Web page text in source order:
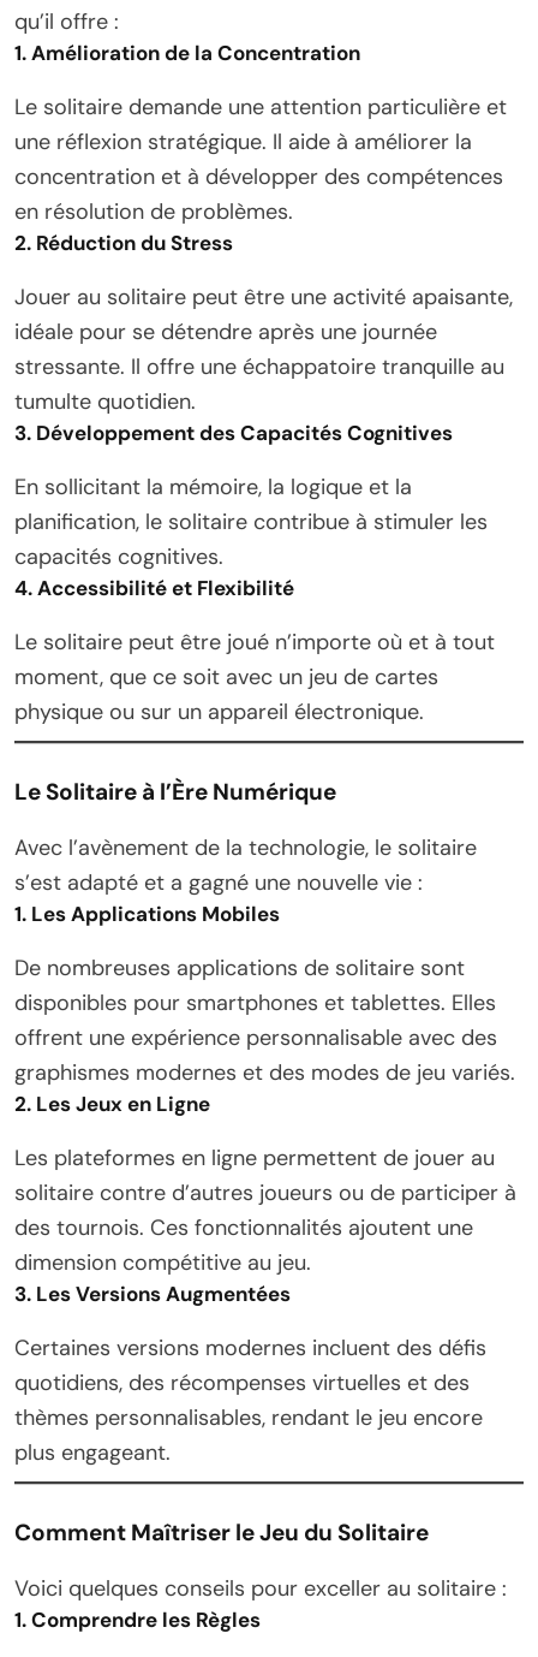
qu’il offre :
1. Amélioration de la Concentration
Le solitaire demande une attention particulière et
une réflexion stratégique. Il aide à améliorer la
concentration et à développer des compétences
en résolution de problèmes.
2. Réduction du Stress
Jouer au solitaire peut être une activité apaisante,
idéale pour se détendre après une journée
stressante. Il offre une échappatoire tranquille au
tumulte quotidien.
3. Développement des Capacités Cognitives
En sollicitant la mémoire, la logique et la
planification, le solitaire contribue à stimuler les
capacités cognitives.
4. Accessibilité et Flexibilité
Le solitaire peut être joué n’importe où et à tout
moment, que ce soit avec un jeu de cartes
physique ou sur un appareil électronique.
Le Solitaire à l’Ère Numérique
Avec l’avènement de la technologie, le solitaire
s’est adapté et a gagné une nouvelle vie :
1. Les Applications Mobiles
De nombreuses applications de solitaire sont
disponibles pour smartphones et tablettes. Elles
offrent une expérience personnalisable avec des
graphismes modernes et des modes de jeu variés.
2. Les Jeux en Ligne
Les plateformes en ligne permettent de jouer au
solitaire contre d’autres joueurs ou de participer à
des tournois. Ces fonctionnalités ajoutent une
dimension compétitive au jeu.
3. Les Versions Augmentées
Certaines versions modernes incluent des défis
quotidiens, des récompenses virtuelles et des
thèmes personnalisables, rendant le jeu encore
plus engageant.
Comment Maîtriser le Jeu du Solitaire
Voici quelques conseils pour exceller au solitaire :
1. Comprendre les Règles